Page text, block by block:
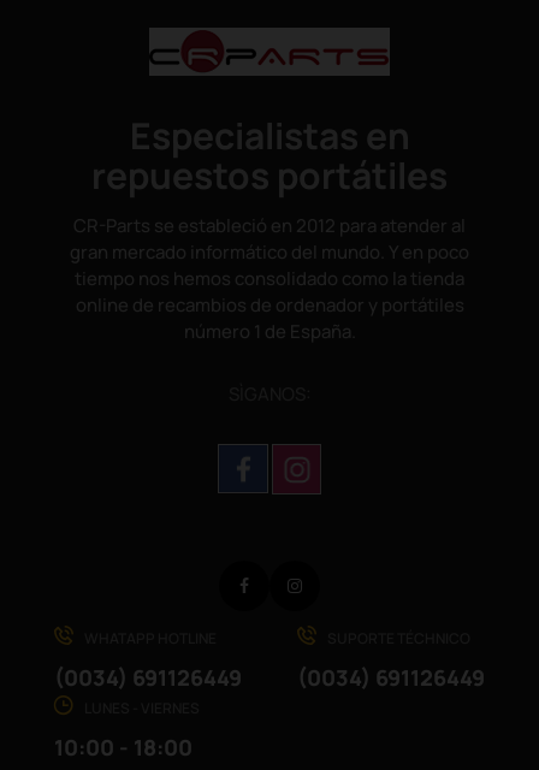
Especialistas en
repuestos portátiles
CR-Parts se estableció en 2012 para atender al
gran mercado informático del mundo. Y en poco
tiempo nos hemos consolidado como la tienda
online de recambios de ordenador y portátiles
número 1 de España.
(0034) 691126449 (0034) 691126449
10:00 - 18:00
Facebook